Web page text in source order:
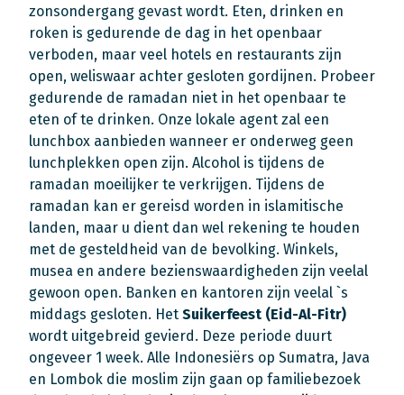
zonsondergang gevast wordt. Eten, drinken en
roken is gedurende de dag in het openbaar
verboden, maar veel hotels en restaurants zijn
open, weliswaar achter gesloten gordijnen. Probeer
gedurende de ramadan niet in het openbaar te
eten of te drinken. Onze lokale agent zal een
lunchbox aanbieden wanneer er onderweg geen
lunchplekken open zijn. Alcohol is tijdens de
ramadan moeilijker te verkrijgen. Tijdens de
ramadan kan er gereisd worden in islamitische
landen, maar u dient dan wel rekening te houden
met de gesteldheid van de bevolking. Winkels,
musea en andere bezienswaardigheden zijn veelal
gewoon open. Banken en kantoren zijn veelal `s
middags gesloten. Het Suikerfeest (Eid-Al-Fitr)
wordt uitgebreid gevierd. Deze periode duurt
ongeveer 1 week. Alle Indonesiërs op Sumatra, Java
en Lombok die moslim zijn gaan op familiebezoek